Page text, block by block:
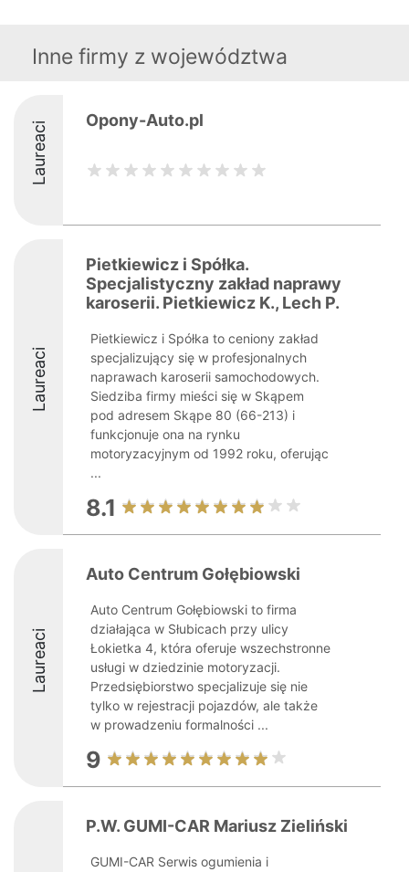
Inne firmy z województwa
Laureaci Opony-Auto.pl
Laureaci
Pietkiewicz i Spółka.
Specjalistyczny zakład naprawy
karoserii. Pietkiewicz K., Lech P.
Pietkiewicz i Spółka to ceniony zakład
specjalizujący się w profesjonalnych
naprawach karoserii samochodowych.
Siedziba firmy mieści się w Skąpem
pod adresem Skąpe 80 (66-213) i
funkcjonuje ona na rynku
motoryzacyjnym od 1992 roku, oferując
...
8.1
Laureaci
Auto Centrum Gołębiowski
Auto Centrum Gołębiowski to firma
działająca w Słubicach przy ulicy
Łokietka 4, która oferuje wszechstronne
usługi w dziedzinie motoryzacji.
Przedsiębiorstwo specjalizuje się nie
tylko w rejestracji pojazdów, ale także
w prowadzeniu formalności ...
9
P.W. GUMI-CAR Mariusz Zieliński
GUMI-CAR Serwis ogumienia i